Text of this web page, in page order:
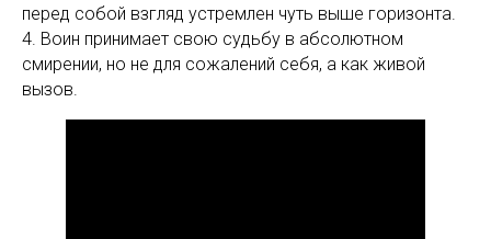
перед собой взгляд устремлен чуть выше горизонта.
4. Воин принимает свою судьбу в абсолютном
смирении, но не для сожалений себя, а как живой
вызов.